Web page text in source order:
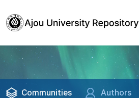
Communities Authors